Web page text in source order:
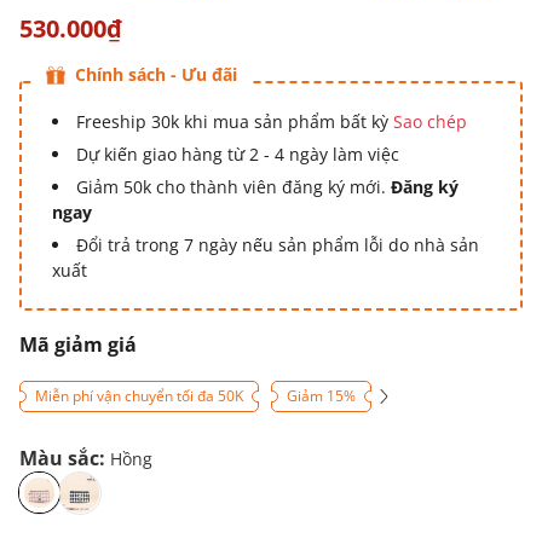
530.000₫
Chính sách - Ưu đãi
Freeship 30k khi mua sản phẩm bất kỳ Sao chép
Dự kiến giao hàng từ 2 - 4 ngày làm việc
Giảm 50k cho thành viên đăng ký mới. Đăng ký
ngay
Đổi trả trong 7 ngày nếu sản phẩm lỗi do nhà sản
xuất
Mã giảm giá
Miễn phí vận chuyển tối đa 50K Giảm 15%
Màu sắc: Hồng